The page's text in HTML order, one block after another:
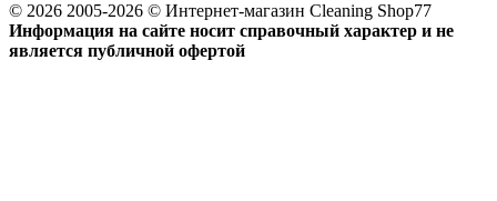
© 2026 2005-2026 © Интернет-магазин Cleaning Shop77
Информация на сайте носит справочный характер и не
является публичной офертой